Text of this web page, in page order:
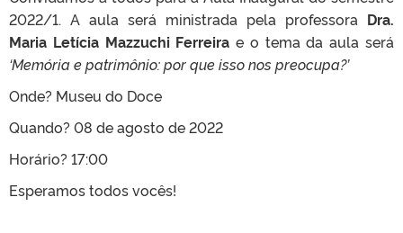
2022/1. A aula será ministrada pela professora Dra.
Maria Letícia Mazzuchi Ferreira e o tema da aula será
‘Memória e patrimônio: por que isso nos preocupa?’
Onde? Museu do Doce
Quando? 08 de agosto de 2022
Horário? 17:00
Esperamos todos vocês!